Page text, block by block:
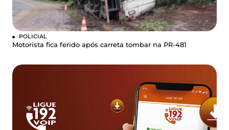
POLICIAL
Motorista fica ferido após carreta tombar na PR-481